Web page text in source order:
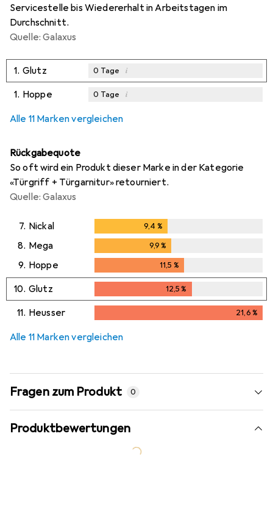
Servicestelle bis Wiedererhalt in Arbeitstagen im
Durchschnitt.
Quelle: Galaxus
1. Glutz 0 Tage i
1. Hoppe 0 Tage i
Alle 11 Marken vergleichen
Rückgabequote
So oft wird ein Produkt dieser Marke in der Kategorie
«Türgriff + Türgarnitur» retourniert.
Quelle: Galaxus
7. Nickal 9,4 %
8. Mega 9,9%
9. Hoppe 11,5 %
10. Glutz 12,5%
11. Heusser 21,6%
Alle 11 Marken vergleichen
Fragen zum Produkt 0
Produktbewertungen